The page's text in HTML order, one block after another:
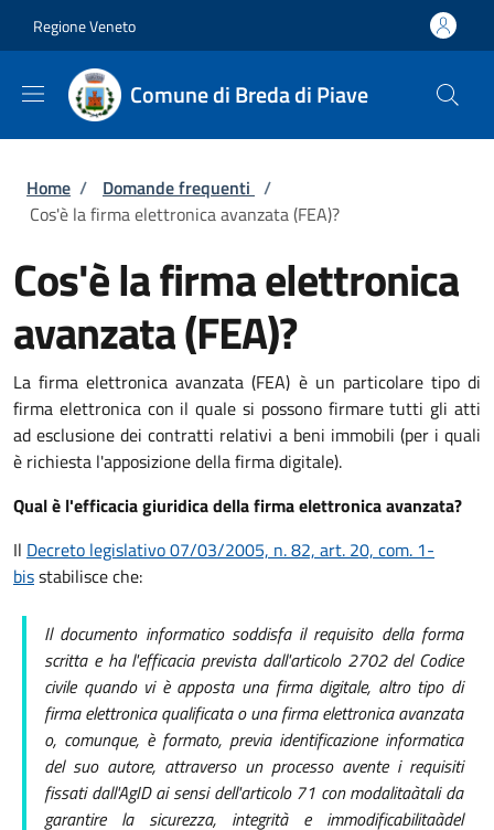
Regione Veneto
Comune di Breda di Piave
Briciole di pane
Home / Domande frequenti /
Cos'è la firma elettronica avanzata (FEA)?
Cos'è la firma elettronica
avanzata (FEA)?
La firma elettronica avanzata (FEA) è un particolare tipo di
firma elettronica con il quale si possono firmare tutti gli atti
ad esclusione dei contratti relativi a beni immobili (per i quali
è richiesta l'apposizione della firma digitale).
Qual è l'efficacia giuridica della firma elettronica avanzata?
Il Decreto legislativo 07/03/2005, n. 82, art. 20, com. 1-
bisstabilisce che:
Il documento informatico soddisfa il requisito della forma
scritta e ha l'efficacia prevista dall'articolo 2702 del Codice
civile quando vi è apposta una firma digitale, altro tipo di
firma elettronica qualificata o una firma elettronica avanzata
o, comunque, è formato, previa identificazione informatica
del suo autore, attraverso un processo avente i requisiti
fissati dall'AgID ai sensi dell'articolo 71 con modalitaàtali da
garantire la sicurezza, integrità e immodificabilitaàdel